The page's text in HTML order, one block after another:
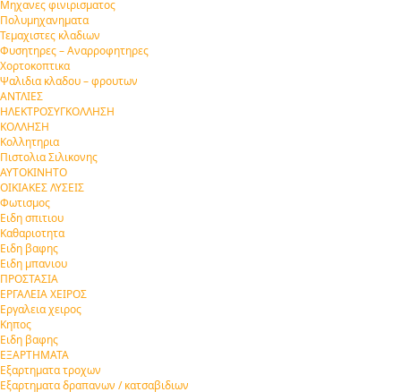
Μηχανες φινιρισματος
Πολυμηχανηματα
Τεμαχιστες κλαδιων
Φυσητηρες – Αναρροφητηρες
Χορτοκοπτικα
Ψαλιδια κλαδου – φρουτων
ΑΝΤΛΙΕΣ
ΗΛΕΚΤΡΟΣΥΓΚΟΛΛΗΣΗ
ΚΟΛΛΗΣΗ
Κολλητηρια
Πιστολια Σιλικονης
ΑΥΤΟΚΙΝΗΤΟ
ΟΙΚΙΑΚΕΣ ΛΥΣΕΙΣ
Φωτισμος
Ειδη σπιτιου
Καθαριοτητα
Ειδη βαφης
Ειδη μπανιου
ΠΡΟΣΤΑΣΙΑ
ΕΡΓΑΛΕΙΑ ΧΕΙΡΟΣ
Εργαλεια χειρος
Κηπος
Ειδη βαφης
ΕΞΑΡΤΗΜΑΤΑ
Εξαρτηματα τροχων
Εξαρτηματα δραπανων / κατσαβιδιων